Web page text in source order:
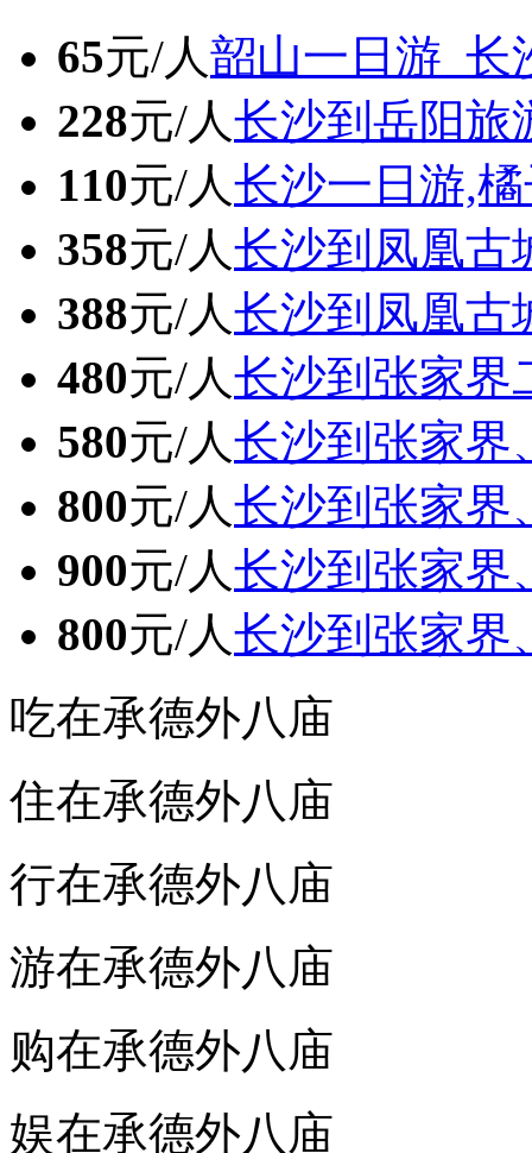
65元/人韶山一日游_长
228元/人长沙到岳阳旅
110元/人长沙一日游,
358元/人长沙到凤凰古
388元/人长沙到凤凰古
480元/人长沙到张家界
580元/人长沙到张家界
800元/人长沙到张家界
900元/人长沙到张家界
800元/人长沙到张家界
吃在承德外八庙
住在承德外八庙
行在承德外八庙
游在承德外八庙
购在承德外八庙
娱在承德外八庙